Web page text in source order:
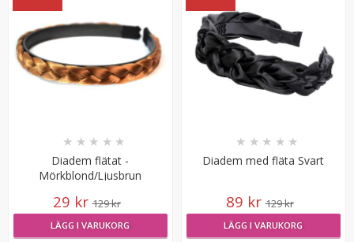
Scrunchie Märkblå
Diadem flätat -
Mörkblond/Ljusbrun
★ ★ ★ ★ ★
29 kr 129 kr
LÄGG I VARUKORG
Diadem med fläta Svart
★ ★ ★ ★ ★
89 kr 129 kr
LÄGG I VARUKORG